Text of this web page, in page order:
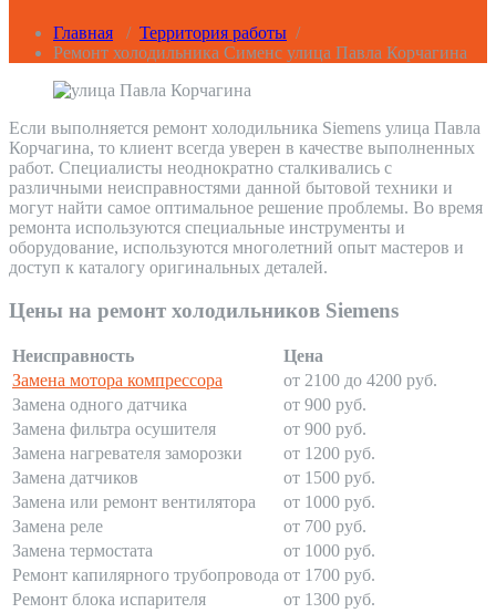
Главная / Территория работы /
Ремонт холодильника Сименс улица Павла Корчагина
Если выполняется ремонт холодильника Siemens улица Павла
Корчагина, то клиент всегда уверен в качестве выполненных
работ. Специалисты неоднократно сталкивались с
различными неисправностями данной бытовой техники и
могут найти самое оптимальное решение проблемы. Во время
ремонта используются специальные инструменты и
оборудование, используются многолетний опыт мастеров и
доступ к каталогу оригинальных деталей.
Цены на ремонт холодильников Siemens
Неисправность
Цена
Замена мотора компрессора
от 2100 до 4200 руб.
Замена одного датчика
от 900 руб.
Замена фильтра осушителя
от 900 руб.
Замена нагревателя заморозки
от 1200 руб.
Замена датчиков
от 1500 руб.
Замена или ремонт вентилятора
от 1000 руб.
Замена реле
от 700 руб.
Замена термостата
от 1000 руб.
Ремонт капилярного трубопровода от 1700 руб.
Ремонт блока испарителя
от 1300 руб.